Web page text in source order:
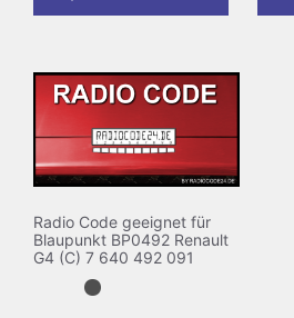
Radio Code geeignet für
Blaupunkt BP0492 Renault
G4 (C) 7 640 492 091